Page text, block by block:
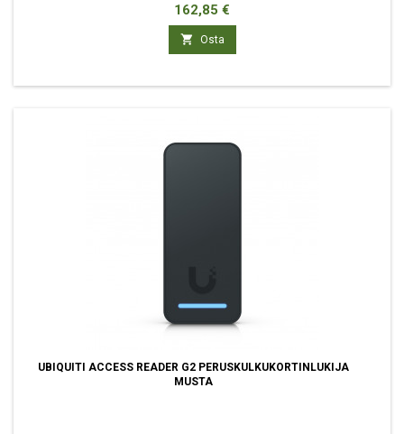
Hinta
162,85 €
 Osta
UBIQUITI ACCESS READER G2 PERUSKULKUKORTINLUKIJA
MUSTA